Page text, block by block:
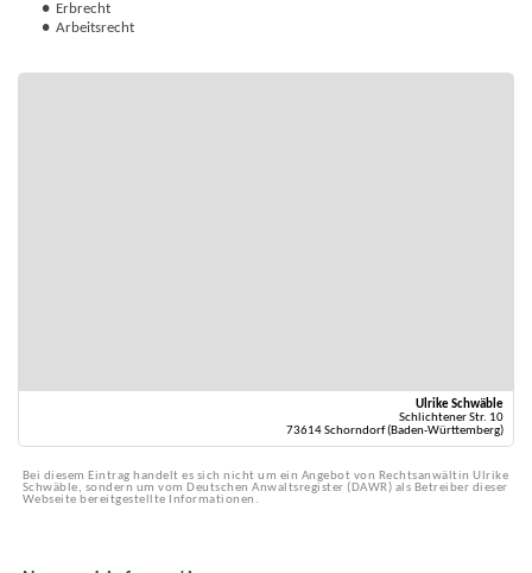
Erbrecht
Arbeitsrecht
Ulrike Schwäble
Schlichtener Str. 10
73614 Schorndorf (Baden-Württemberg)
Bei diesem Eintrag handelt es sich nicht um ein Angebot von Rechtsanwältin Ulrike
Schwäble, sondern um vom Deutschen Anwaltsregister (DAWR) als Betreiber dieser
Webseite bereitgestellte Informationen.